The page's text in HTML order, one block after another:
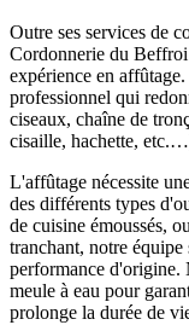
Outre ses services de
Cordonnerie du Beffroi
expérience en
professionnel qui
ciseaux, chaîne de
cisaille, hachette,
L'affûtage nécessite
des différents types
de cuisine émoussés,
tranchant, notre
performance d'origine.
meule à eau pour
prolonge la durée de